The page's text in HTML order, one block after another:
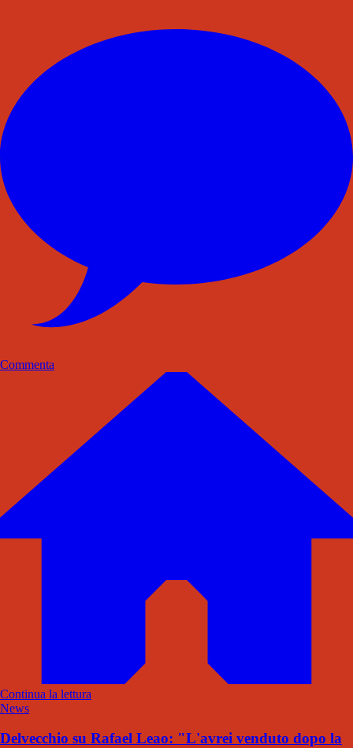
Commenta
Continua la lettura
News
Delvecchio su Rafael Leao: "L'avrei venduto dopo la